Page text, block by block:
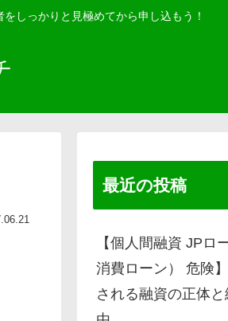
しっかりと見極めてから申し込もう！
最近の投稿
【個人間融資 JPロ
消費ローン） 危険
される融資の正体